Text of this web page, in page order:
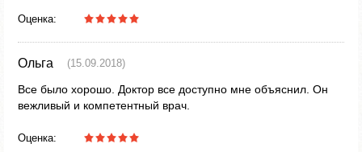
Оценка:
Ольга (15.09.2018)
Все было хорошо. Доктор все доступно мне объяснил. Он
вежливый и компетентный врач.
Оценка: